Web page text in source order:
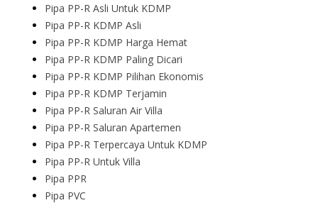
Pipa PP-R Asli Untuk KDMP
Pipa PP-R KDMP Asli
Pipa PP-R KDMP Harga Hemat
Pipa PP-R KDMP Paling Dicari
Pipa PP-R KDMP Pilihan Ekonomis
Pipa PP-R KDMP Terjamin
Pipa PP-R Saluran Air Villa
Pipa PP-R Saluran Apartemen
Pipa PP-R Terpercaya Untuk KDMP
Pipa PP-R Untuk Villa
Pipa PPR
Pipa PVC